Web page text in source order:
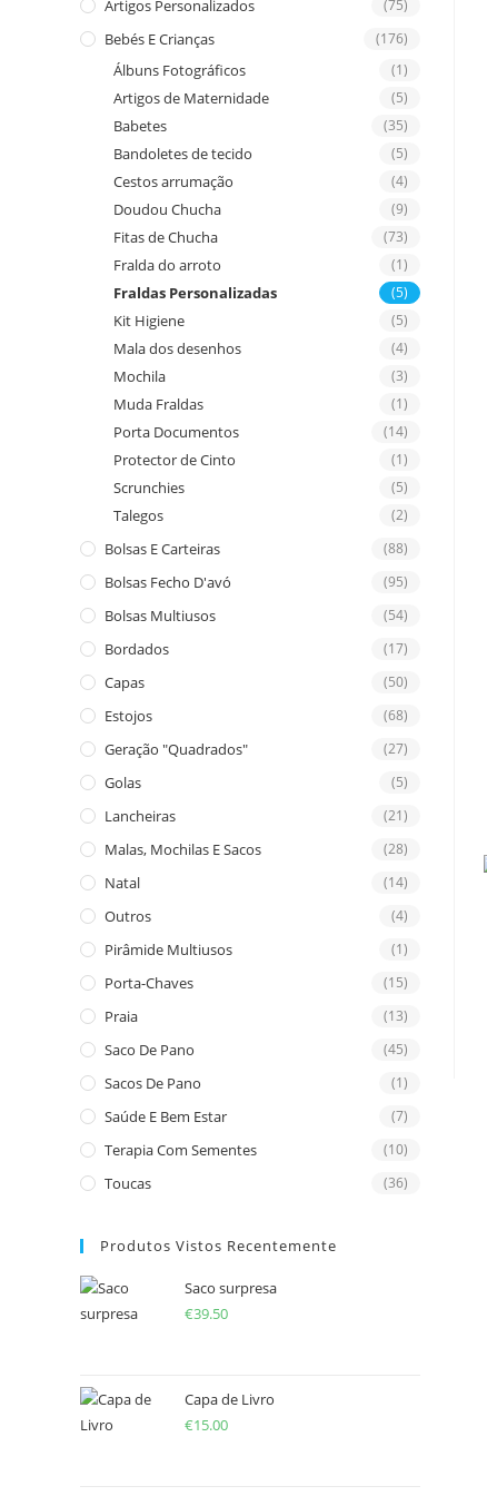
Artigos Personalizados (75)
Bebés E Crianças (176)
Álbuns Fotográficos (1)
Artigos de Maternidade (5)
Babetes (35)
Bandoletes de tecido (5)
Cestos arrumação (4)
Doudou Chucha (9)
Fitas de Chucha (73)
Fralda do arroto (1)
Fraldas Personalizadas (5)
Kit Higiene (5)
Mala dos desenhos (4)
Mochila (3)
Muda Fraldas (1)
Porta Documentos (14)
Protector de Cinto (1)
Scrunchies (5)
Talegos (2)
Bolsas E Carteiras (88)
Bolsas Fecho D'avó (95)
Bolsas Multiusos (54)
Bordados (17)
Capas (50)
Estojos (68)
Geração "Quadrados" (27)
Golas (5)
Lancheiras (21)
Malas, Mochilas E Sacos (28)
Natal (14)
Outros (4)
Pirâmide Multiusos (1)
Porta-Chaves (15)
Praia (13)
Saco De Pano (45)
Sacos De Pano (1)
Saúde E Bem Estar (7)
Terapia Com Sementes (10)
Toucas (36)
Produtos Vistos Recentemente
Saco surpresa
€39.50
Capa de Livro
€15.00